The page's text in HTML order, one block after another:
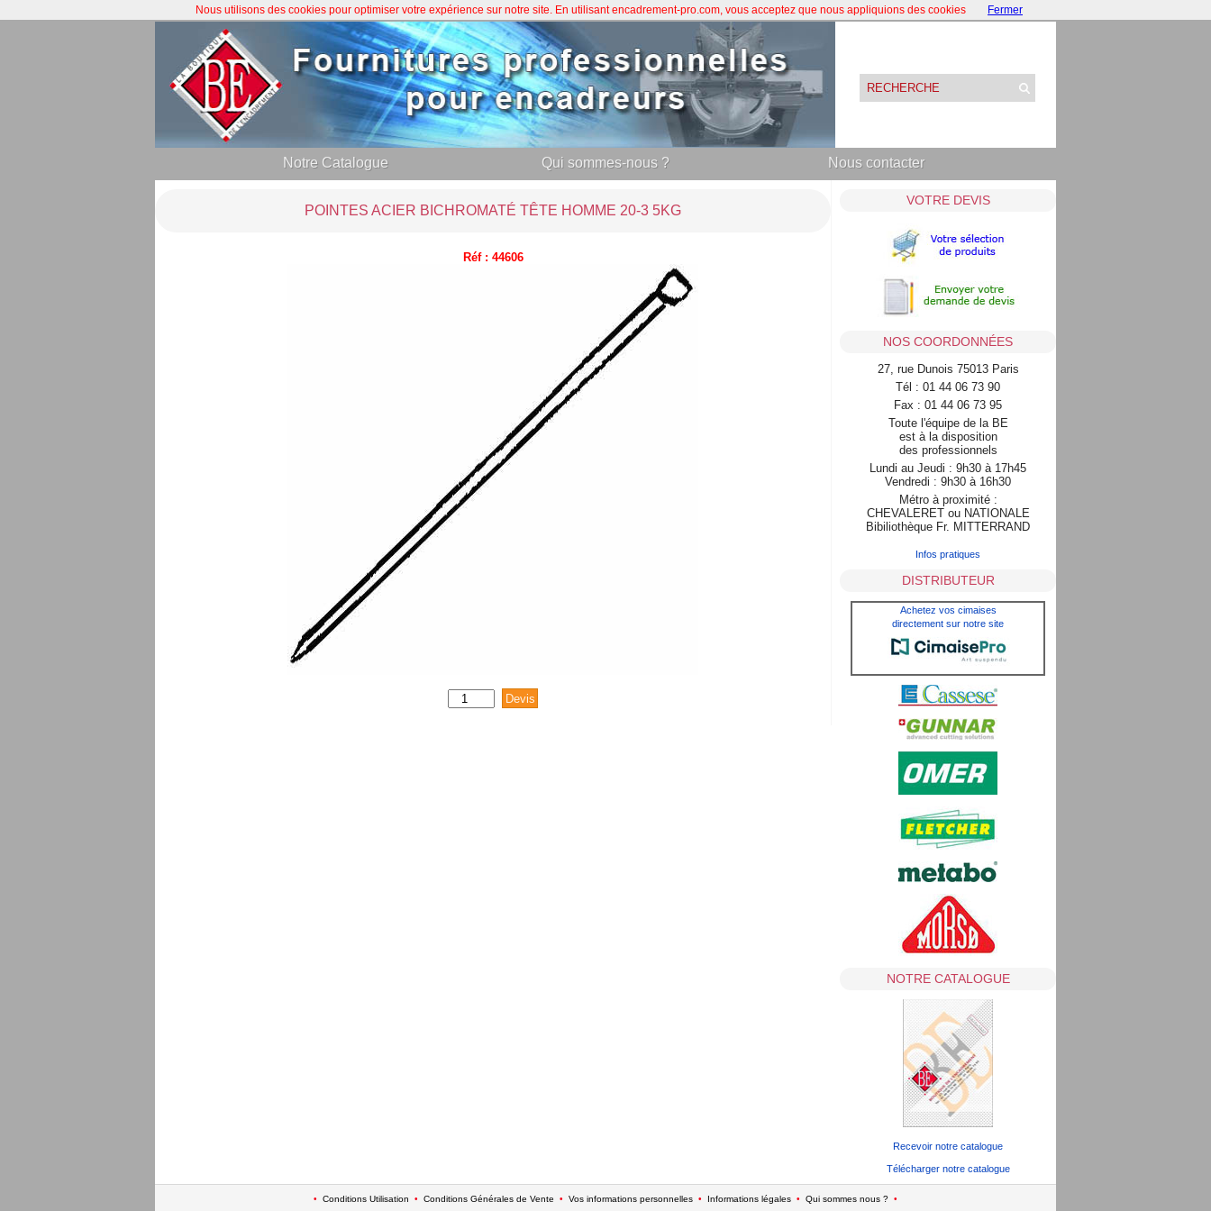
Notre Catalogue Qui sommes-nous ? Nous contacter
POINTES ACIER BICHROMATÉ TÊTE HOMME 20-3 5KG
Réf : 44606
VOTRE DEVIS
NOS COORDONNÉES
27, rue Dunois 75013 Paris
Tél : 01 44 06 73 90
Fax : 01 44 06 73 95
Toute l'équipe de la BE
est à la disposition
des professionnels
Lundi au Jeudi : 9h30 à 17h45
Vendredi : 9h30 à 16h30
Métro à proximité :
CHEVALERET ou NATIONALE
Bibiliothèque Fr. MITTERRAND
Infos pratiques
DISTRIBUTEUR
Achetez vos cimaises
directement sur notre site
NOTRE CATALOGUE
Recevoir notre catalogue
Télécharger notre catalogue
• Conditions Utilisation • Conditions Générales de Vente • Vos informations personnelles • Informations légales • Qui sommes nous ? •
Nous utilisons des cookies pour optimiser votre expérience sur notre site. En utilisant encadrement-pro.com, vous acceptez que nous appliquions des cookies Fermer